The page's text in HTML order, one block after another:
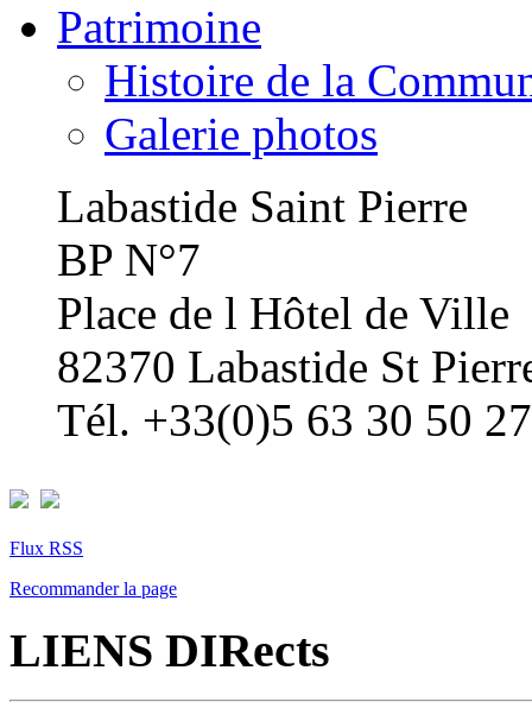
Patrimoine
Histoire de la
Galerie photos
Labastide Saint Pierre
BP N°7
Place de l Hôtel de Ville
82370 Labastide St
Tél. +33(0)5 63 30 50 27
Flux RSS
Recommander la page
LIENS DIRects